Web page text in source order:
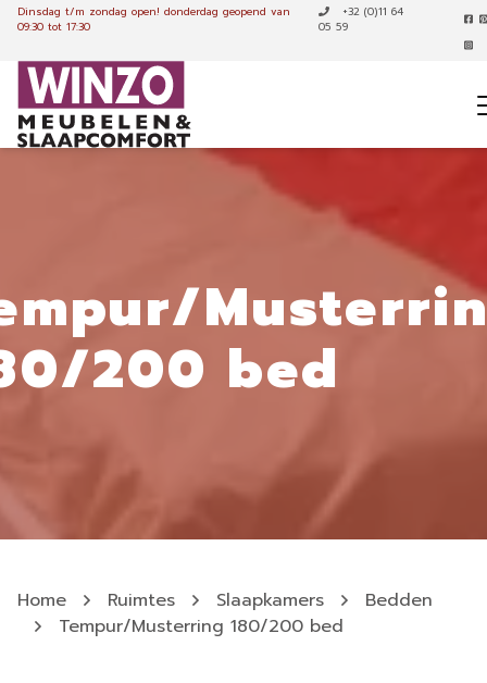
Dinsdag t/m zondag open! donderdag geopend van
09:30 tot 17:30
+32 (0)11 64
05 59
200 bed
Home Ruimtes Slaapkamers
Bedden
Tempur/Musterring 180/200 bed